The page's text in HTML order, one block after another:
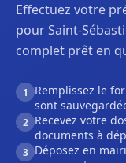
Effectuez votre
pour Saint-
complet prêt en
1
Remplissez le
sont
2 Recevez votre
documents à
3 Déposez en